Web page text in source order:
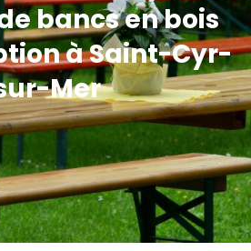
bancs en bois
à Saint-Cyr-
Mer